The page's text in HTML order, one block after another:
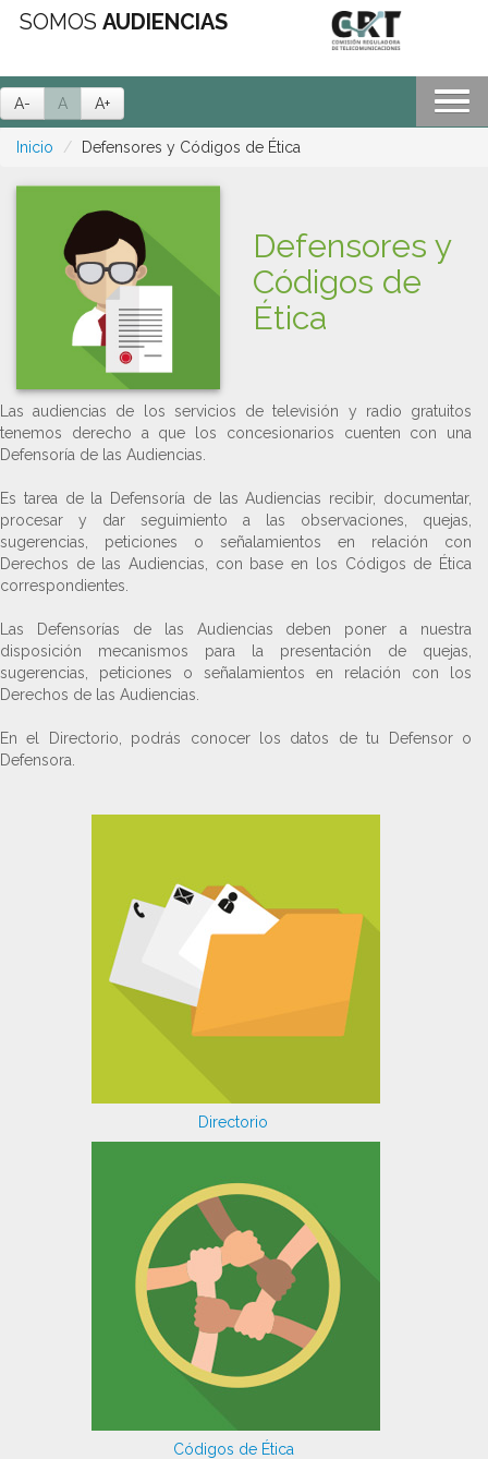
SOMOS AUDIENCIAS
A- A A+
Inicio Defensores y Códigos de Ética
Defensores y
Códigos de
Ética
Las audiencias de los servicios de televisión y radio gratuitos
tenemos derecho a que los concesionarios cuenten con una
Defensoría de las Audiencias.
Es tarea de la Defensoría de las Audiencias recibir, documentar,
procesar y dar seguimiento a las observaciones, quejas,
sugerencias, peticiones o señalamientos en relación con
Derechos de las Audiencias, con base en los Códigos de Ética
correspondientes.
Las Defensorías de las Audiencias deben poner a nuestra
disposición mecanismos para la presentación de quejas,
sugerencias, peticiones o señalamientos en relación con los
Derechos de las Audiencias.
En el Directorio, podrás conocer los datos de tu Defensor o
Defensora.
Directorio
Códigos de Ética